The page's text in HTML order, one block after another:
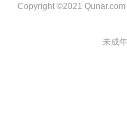
Copyright ©2021 Qunar.com
未成